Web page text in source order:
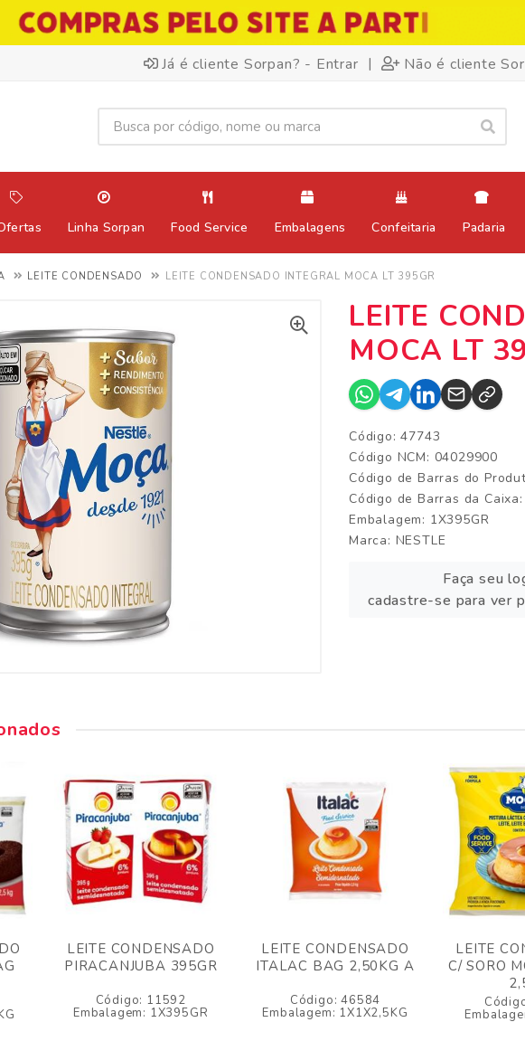
Já é cliente Sorpan? - Entrar | Não é cliente
Linha Sorpan Food Service Embalagens Confeitaria Padaria
LEITE CONDENSADO LEITE CONDENSADO INTEGRAL MOCA LT 395GR
LEITE
MOCA LT
Código: 47743
Código NCM: 04029900
Código de Barras do
Código de Barras da
Embalagem: 1X395GR
Marca: NESTLE
Faça seu
cadastre-se para ver
LEITE CONDENSADO
PIRACANJUBA 395GR
Código: 11592
Embalagem: 1X395GR
LEITE CONDENSADO
ITALAC BAG 2,50KG A
Código: 46584
Embalagem: 1X1X2,5KG
LEITE
C/ SORO